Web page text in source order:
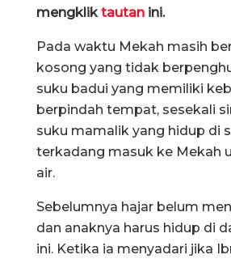
mengkliktautan ini.
Pada waktu Mekah masih
kosong yang tidak
suku badui yang memiliki
berpindah tempat, sesekali
suku mamalik yang hidup di
terkadang masuk ke Mekah
air.
Sebelumnya hajar belum
dan anaknya harus hidup di
ini. Ketika ia menyadari jika